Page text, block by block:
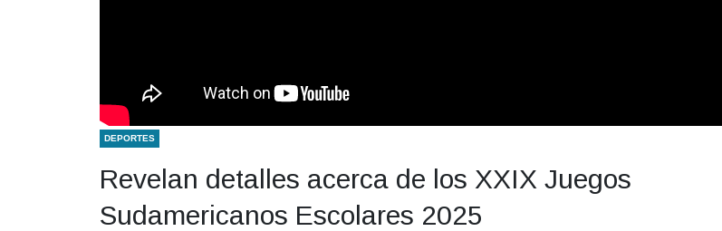
DEPORTES
Revelan detalles acerca de los XXIX Juegos
Sudamericanos Escolares 2025